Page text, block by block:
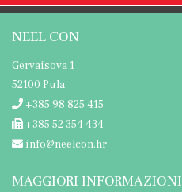
NEEL CON
Gervaisova 1
52100 Pula
+385 98 825 415
+385 52 354 434
info@neelcon.hr
MAGGIORI INFORMAZIONI